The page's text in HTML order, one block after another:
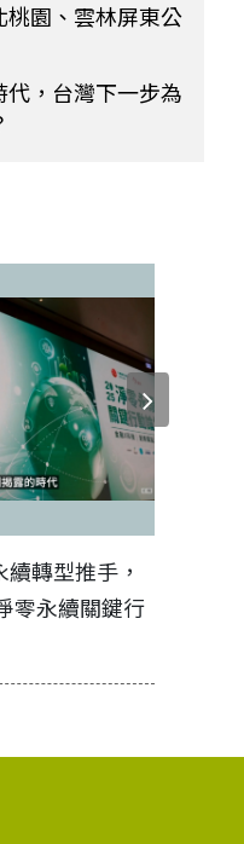
桃園、雲林屏東公
，台灣下一步為
轉型推手，
零永續關鍵行